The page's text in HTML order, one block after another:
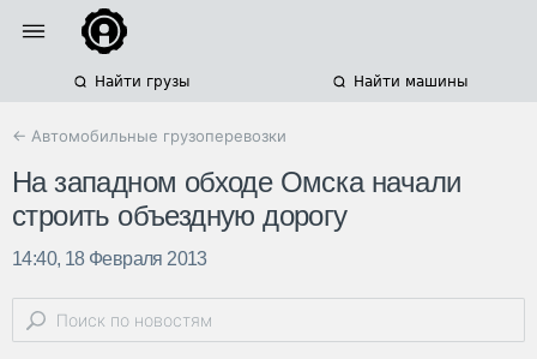
Найти грузы Найти машины
← Автомобильные грузоперевозки
На западном обходе Омска начали
строить объездную дорогу
14:40, 18 Февраля 2013